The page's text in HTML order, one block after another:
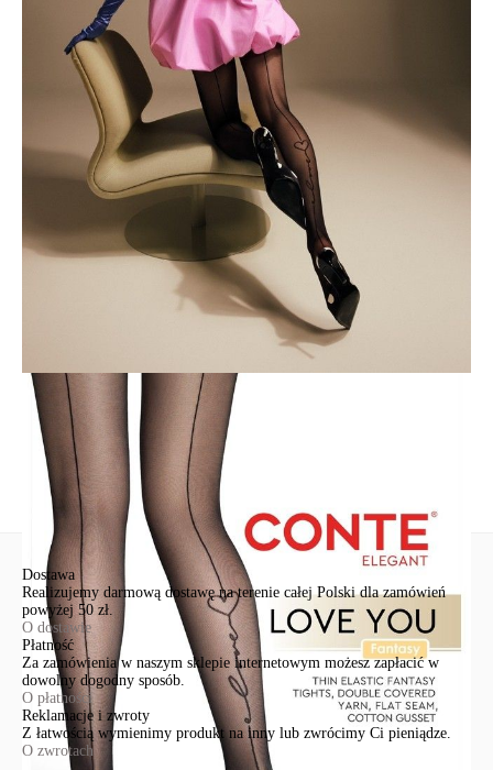
• cienkie i elastyczne,
• imitacja szwów,
• napis „Love” na jednej nogawce,
• podwójnie pleciona nić LYCRA,
• wygodna gumka w pasie,
• bawełniany klin,
• wygodny płaski szew,
• wzmocnione palce,
• prosty i stylowy design.
1001482290020003
Udostępnij produkt
Podmiot odpowiedzialny
EuroTrade Tex Sp z o.o.
Ten produkt nie ma pytań Możesz zadać pytanie, klikając przycisk
poniżej
Zadaj pytanie
Nowe pytanie
Wyślij
Dostawa
Realizujemy darmową dostawę na terenie całej Polski dla zamówień
powyżej 50 zł.
O dostawie
Płatność
Za zamówienia w naszym sklepie internetowym możesz zapłacić w
dowolny dogodny sposób.
O płatności
Reklamacje i zwroty
Z łatwością wymienimy produkt na inny lub zwrócimy Ci pieniądze.
O zwrotach